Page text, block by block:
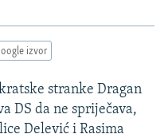
izvor
stranke Dragan
DS da ne spriječava,
Delević i Rasima